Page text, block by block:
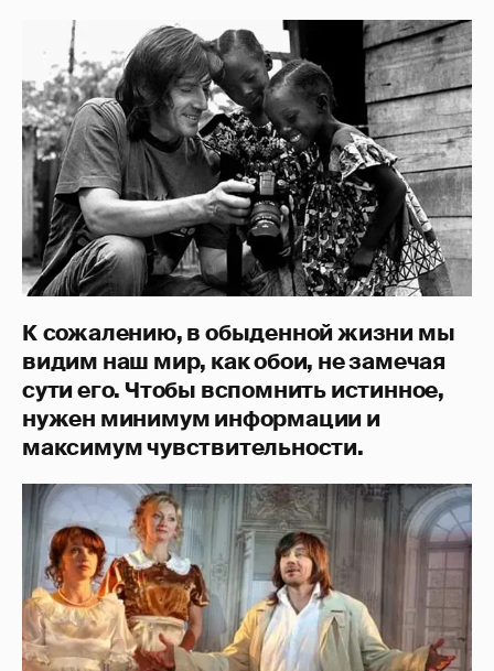
К сожалению, в обыденной жизни мы
видим наш мир, как обои, не замечая
сути его. Чтобы вспомнить истинное,
нужен минимум информации и
максимум чувствительности.